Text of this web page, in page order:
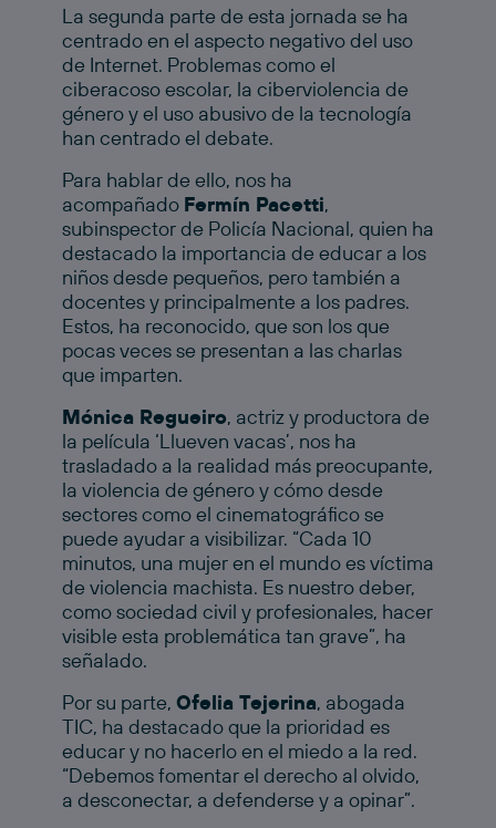
La segunda parte de esta jornada se ha
centrado en el aspecto negativo del uso
de Internet. Problemas como el
ciberacoso escolar, la ciberviolencia de
género y el uso abusivo de la tecnología
han centrado el debate.
Para hablar de ello, nos ha
acompañado Fermín Pacetti,
subinspector de Policía Nacional, quien ha
destacado la importancia de educar a los
niños desde pequeños, pero también a
docentes y principalmente a los padres.
Estos, ha reconocido, que son los que
pocas veces se presentan a las charlas
que imparten.
Mónica Regueiro, actriz y productora de
la película ‘Llueven vacas’, nos ha
trasladado a la realidad más preocupante,
la violencia de género y cómo desde
sectores como el cinematográfico se
puede ayudar a visibilizar. “Cada 10
minutos, una mujer en el mundo es víctima
de violencia machista. Es nuestro deber,
como sociedad civil y profesionales, hacer
visible esta problemática tan grave”, ha
señalado.
Por su parte, Ofelia Tejerina, abogada
TIC, ha destacado que la prioridad es
educar y no hacerlo en el miedo a la red.
“Debemos fomentar el derecho al olvido,
a desconectar, a defenderse y a opinar”.